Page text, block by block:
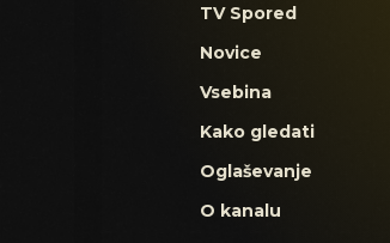
TV Spored
Novice
Vsebina
Kako gledati
Oglaševanje
O kanalu